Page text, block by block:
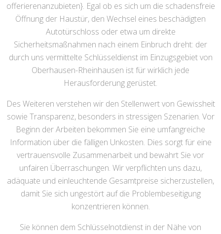
offerierenanzubieten}. Egal ob es sich um die schadensfreie
Öffnung der Haustür, den Wechsel eines beschädigten
Autotürschloss oder etwa um direkte
Sicherheitsmaßnahmen nach einem Einbruch dreht: der
durch uns vermittelte Schlüsseldienst im Einzugsgebiet von
Oberhausen-Rheinhausen ist für wirklich jede
Herausforderung gerüstet.
Des Weiteren verstehen wir den Stellenwert von Gewissheit
sowie Transparenz, besonders in stressigen Szenarien. Vor
Beginn der Arbeiten bekommen Sie eine umfangreiche
Information über die fälligen Unkosten. Dies sorgt für eine
vertrauensvolle Zusammenarbeit und bewahrt Sie vor
unfairen Überraschungen. Wir verpflichten uns dazu,
adäquate und einleuchtende Gesamtpreise sicherzustellen,
damit Sie sich ungestört auf die Problembeseitigung
konzentrieren können.
Sie können dem Schlüsselnotdienst in der Nähe von